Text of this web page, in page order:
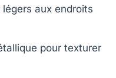
aux endroits
pour texturer